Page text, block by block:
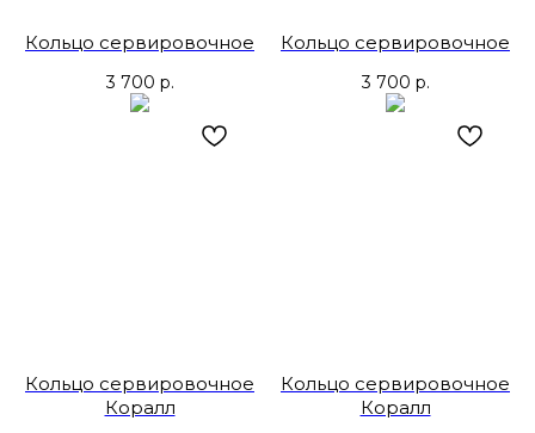
Кольцо сервировочное
3 700 р.
Кольцо сервировочное
3 700 р.
Кольцо сервировочное
Коралл
Кольцо сервировочное
Коралл